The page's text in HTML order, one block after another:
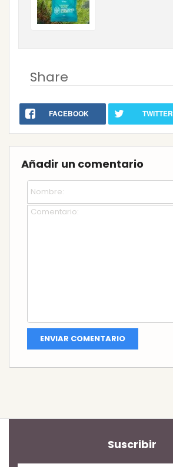
Share
FACEBOOK TWITTER
Añadir un comentario
Suscribir